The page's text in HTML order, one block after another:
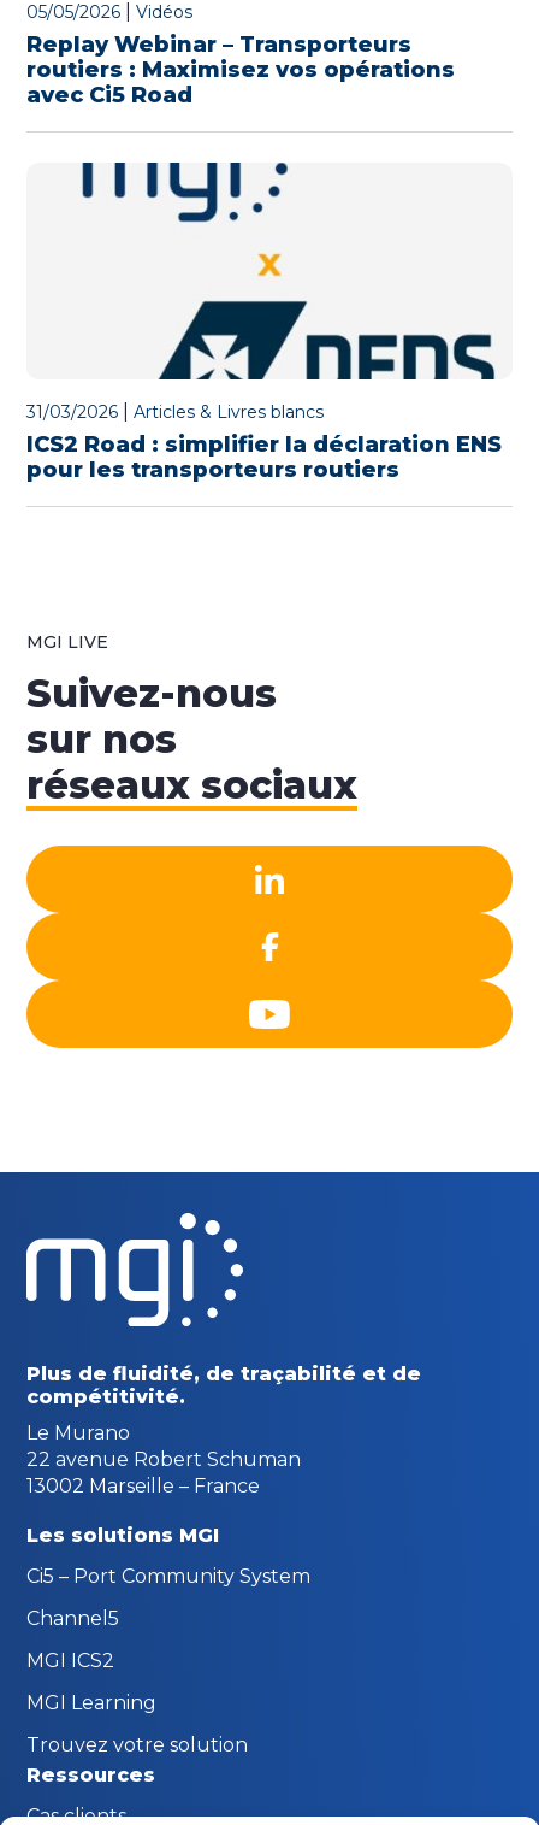
Replay Webinar – Transporteurs
routiers : Maximisez vos opérations
avec Ci5 Road
05/05/2026 Vidéos
ICS2 Road : simplifier la déclaration ENS
pour les transporteurs routiers
31/03/2026 Articles & Livres blancs
MGI LIVE
Suivez-nous
sur nos
réseaux sociaux
Plus de fluidité, de traçabilité et de
compétitivité.
Le Murano
22 avenue Robert Schuman
13002 Marseille – France
Les solutions MGI
Ci5 – Port Community System
Channel5
MGI ICS2
MGI Learning
Trouvez votre solution
Ressources
Cas clients